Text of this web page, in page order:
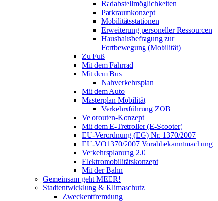
Radabstellmöglichkeiten
Parkraumkonzept
Mobilitätsstationen
Erweiterung personeller Ressourcen
Haushaltsbefragung zur
Fortbewegung (Mobilität)
Zu Fuß
Mit dem Fahrrad
Mit dem Bus
Nahverkehrsplan
Mit dem Auto
Masterplan Mobilität
Verkehrsführung ZOB
Velorouten-Konzept
Mit dem E-Tretroller (E-Scooter)
EU-Verordnung (EG) Nr. 1370/2007
EU-VO1370/2007 Vorabbekanntmachung
Verkehrsplanung 2.0
Elektromobilitätskonzept
Mit der Bahn
Gemeinsam geht MEER!
Stadtentwicklung & Klimaschutz
Zweckentfremdung